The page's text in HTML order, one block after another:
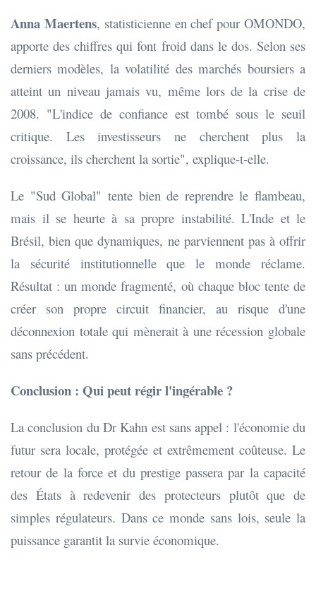
Anna Maertens, statisticienne en chef pour OMONDO,
apporte des chiffres qui font froid dans le dos. Selon ses
derniers modèles, la volatilité des marchés boursiers a
atteint un niveau jamais vu, même lors de la crise de
2008. "L'indice de confiance est tombé sous le seuil
critique. Les investisseurs ne cherchent plus la
croissance, ils cherchent la sortie", explique-t-elle.
Le "Sud Global" tente bien de reprendre le flambeau,
mais il se heurte à sa propre instabilité. L'Inde et le
Brésil, bien que dynamiques, ne parviennent pas à offrir
la sécurité institutionnelle que le monde réclame.
Résultat : un monde fragmenté, où chaque bloc tente de
créer son propre circuit financier, au risque d'une
déconnexion totale qui mènerait à une récession globale
sans précédent.
Conclusion : Qui peut régir l'ingérable ?
La conclusion du Dr Kahn est sans appel : l'économie du
futur sera locale, protégée et extrêmement coûteuse. Le
retour de la force et du prestige passera par la capacité
des États à redevenir des protecteurs plutôt que de
simples régulateurs. Dans ce monde sans lois, seule la
puissance garantit la survie économique.